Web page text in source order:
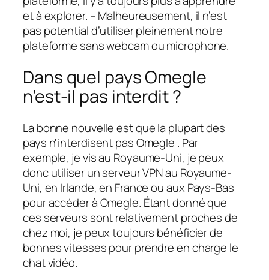
et à explorer. – Malheureusement, il n’est
pas potential d’utiliser pleinement notre
plateforme sans webcam ou microphone.
Dans quel pays Omegle
n’est-il pas interdit ?
La bonne nouvelle est que la plupart des
pays n'interdisent pas Omegle . Par
exemple, je vis au Royaume-Uni, je peux
donc utiliser un serveur VPN au Royaume-
Uni, en Irlande, en France ou aux Pays-Bas
pour accéder à Omegle. Étant donné que
ces serveurs sont relativement proches de
chez moi, je peux toujours bénéficier de
bonnes vitesses pour prendre en charge le
chat vidéo.